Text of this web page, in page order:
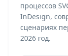
процессов
InDesign,
сценариях
2026 год.